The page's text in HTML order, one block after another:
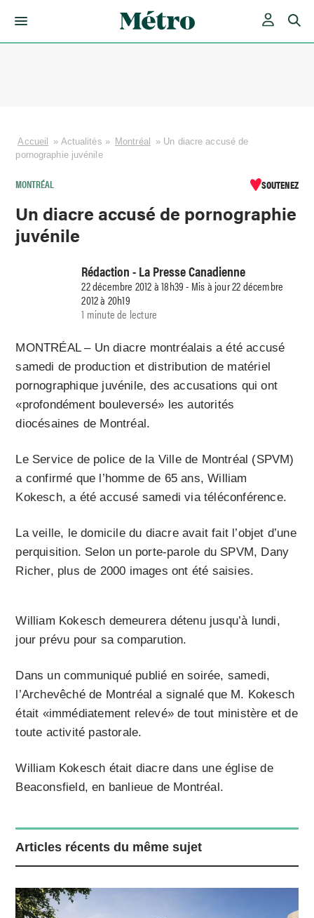
Accueil » Actualités » Montréal » Un diacre accusé de
pornographie juvénile
MONTRÉAL SOUTENEZ
Un diacre accusé de pornographie
juvénile
Rédaction - La Presse Canadienne
22 décembre 2012 à 18h39 - Mis à jour 22 décembre
2012 à 20h19
1 minute de lecture
MONTRÉAL – Un diacre montréalais a été accusé
samedi de production et distribution de matériel
pornographique juvénile, des accusations qui ont
«profondément bouleversé» les autorités
diocésaines de Montréal.
Le Service de police de la Ville de Montréal (SPVM)
a confirmé que l’homme de 65 ans, William
Kokesch, a été accusé samedi via téléconférence.
La veille, le domicile du diacre avait fait l’objet d’une
perquisition. Selon un porte-parole du SPVM, Dany
Richer, plus de 2000 images ont été saisies.
William Kokesch demeurera détenu jusqu’à lundi,
jour prévu pour sa comparution.
Dans un communiqué publié en soirée, samedi,
l’Archevêché de Montréal a signalé que M. Kokesch
était «immédiatement relevé» de tout ministère et de
toute activité pastorale.
William Kokesch était diacre dans une église de
Beaconsfield, en banlieue de Montréal.
Articles récents du même sujet